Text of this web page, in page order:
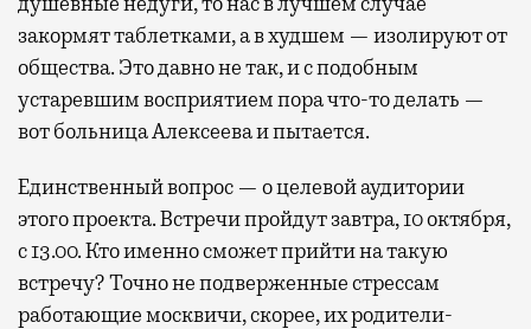
закормят таблетками, а в худшем — изолируют от
общества. Это давно не так, и с подобным
устаревшим восприятием пора что-то делать —
вот больница Алексеева и пытается.
Единственный вопрос — о целевой аудитории
этого проекта. Встречи пройдут завтра, 10 октября,
с 13.00. Кто именно сможет прийти на такую
встречу? Точно не подверженные стрессам
работающие москвичи, скорее, их родители-